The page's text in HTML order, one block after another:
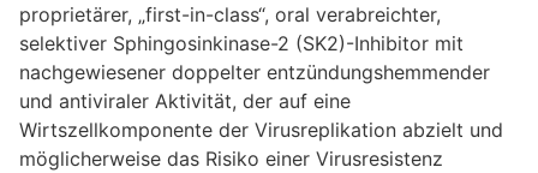
proprietärer, „first-in-class“, oral verabreichter,
selektiver Sphingosinkinase-2 (SK2)-Inhibitor mit
nachgewiesener doppelter entzündungshemmender
und antiviraler Aktivität, der auf eine
Wirtszellkomponente der Virusreplikation abzielt und
möglicherweise das Risiko einer Virusresistenz